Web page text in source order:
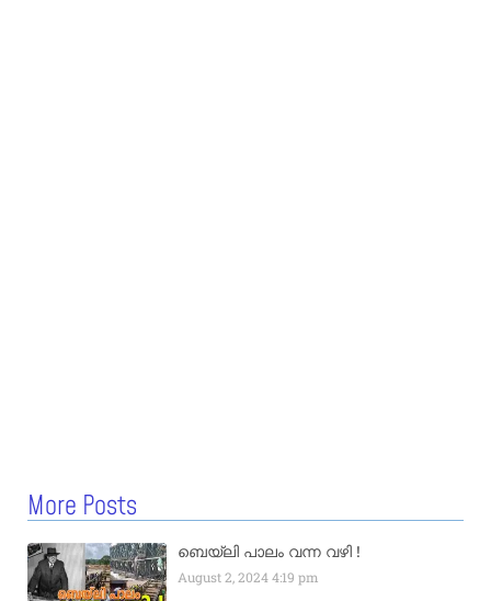
More Posts
ബെയ്‌ലി പാലം വന്ന വഴി !
August 2, 20244:19 pm